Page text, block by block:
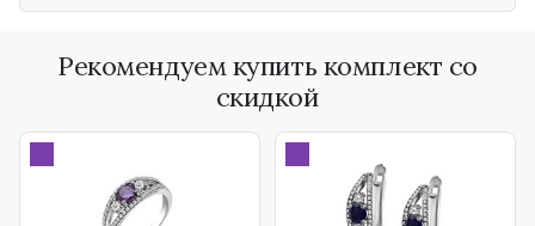
Рекомендуем купить комплект со
скидкой